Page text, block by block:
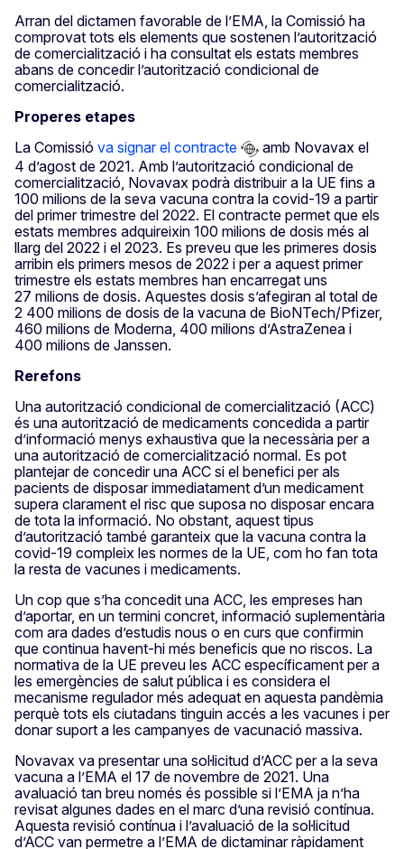
Arran del dictamen favorable de l’EMA, la Comissió ha
comprovat tots els elements que sostenen l’autorització
de comercialització i ha consultat els estats membres
abans de concedir l’autorització condicional de
comercialització.
Properes etapes
La Comissió va signar el contracte
amb Novavax el
4 d’agost de 2021. Amb l’autorització condicional de
comercialització, Novavax podrà distribuir a la UE fins a
100 milions de la seva vacuna contra la covid-19 a partir
del primer trimestre del 2022. El contracte permet que els
estats membres adquireixin 100 milions de dosis més al
llarg del 2022 i el 2023. Es preveu que les primeres dosis
arribin els primers mesos de 2022 i per a aquest primer
trimestre els estats membres han encarregat uns
27 milions de dosis. Aquestes dosis s’afegiran al total de
2 400 milions de dosis de la vacuna de BioNTech/Pfizer,
460 milions de Moderna, 400 milions d’AstraZenea i
400 milions de Janssen.
Rerefons
Una autorització condicional de comercialització (ACC)
és una autorització de medicaments concedida a partir
d’informació menys exhaustiva que la necessària per a
una autorització de comercialització normal. Es pot
plantejar de concedir una ACC si el benefici per als
pacients de disposar immediatament d’un medicament
supera clarament el risc que suposa no disposar encara
de tota la informació. No obstant, aquest tipus
d’autorització també garanteix que la vacuna contra la
covid-19 compleix les normes de la UE, com ho fan tota
la resta de vacunes i medicaments.
Un cop que s’ha concedit una ACC, les empreses han
d’aportar, en un termini concret, informació suplementària
com ara dades d’estudis nous o en curs que confirmin
que continua havent-hi més beneficis que no riscos. La
normativa de la UE preveu les ACC específicament per a
les emergències de salut pública i es considera el
mecanisme regulador més adequat en aquesta pandèmia
perquè tots els ciutadans tinguin accés a les vacunes i per
donar suport a les campanyes de vacunació massiva.
Novavax va presentar una sol·licitud d’ACC per a la seva
vacuna a l’EMA el 17 de novembre de 2021. Una
avaluació tan breu només és possible si l’EMA ja n’ha
revisat algunes dades en el marc d’una revisió contínua.
Aquesta revisió contínua i l’avaluació de la sol·licitud
d’ACC van permetre a l’EMA de dictaminar ràpidament